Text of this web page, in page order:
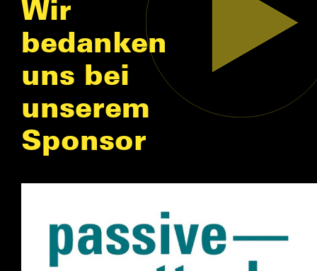
Wir
bedanken
uns bei
unserem
Sponsor